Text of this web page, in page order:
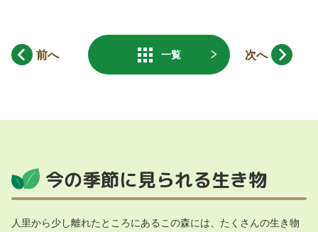
前へ 一覧 次へ
今の季節に見られる生き物
人里から少し離れたところにあるこの森には、たくさんの生き物